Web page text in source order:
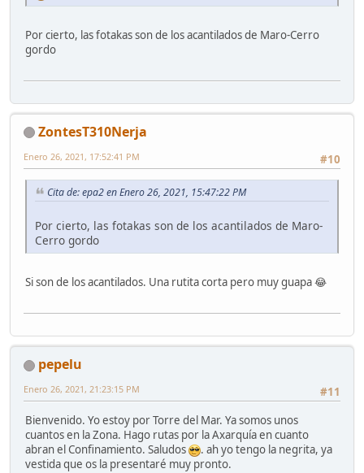
Por cierto, las fotakas son de los acantilados de Maro-Cerro
gordo
ZontesT310Nerja
#10
Enero 26, 2021, 17:52:41 PM
Cita de: epa2 en Enero 26, 2021, 15:47:22 PM
Por cierto, las fotakas son de los acantilados de Maro-
Cerro gordo
Si son de los acantilados. Una rutita corta pero muy guapa 😂
pepelu
#11
Enero 26, 2021, 21:23:15 PM
Bienvenido. Yo estoy por Torre del Mar. Ya somos unos
cuantos en la Zona. Hago rutas por la Axarquía en cuanto
abran el Confinamiento. Saludos
. ah yo tengo la negrita, ya
vestida que os la presentaré muy pronto.